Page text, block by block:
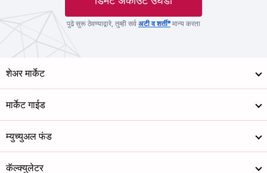
पुढे सुरू ठेवण्याद्वारे, तुम्ही सर्व अटी व शर्ती*मान्य करता
शेअर मार्केट
मार्केट गाईड
म्युच्युअल फंड
कॅल्क्युलेटर